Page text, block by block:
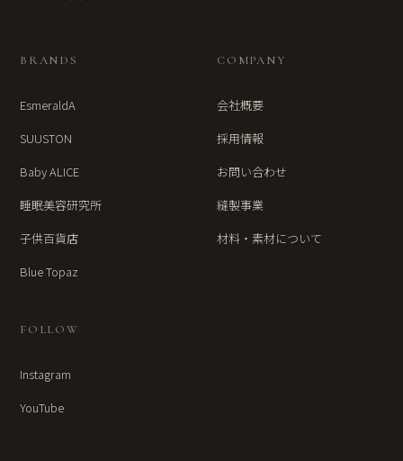
BRANDS
EsmeraldA
SUUSTON
Baby ALICE
睡眠美容研究所
子供百貨店
Blue Topaz
COMPANY
会社概要
採用情報
お問い合わせ
縫製事業
材料・素材について
FOLLOW
Instagram
YouTube